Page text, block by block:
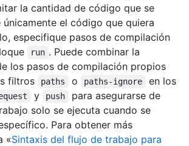
la cantidad de código que se
únicamente el código que quiera
especifique pasos de compilación
run . Puede combinar la
los pasos de compilación propios
filtros
paths o paths-ignore
en los
y push
para asegurarse de
solo se ejecuta cuando se
Para obtener más
«Sintaxis del flujo de trabajo para